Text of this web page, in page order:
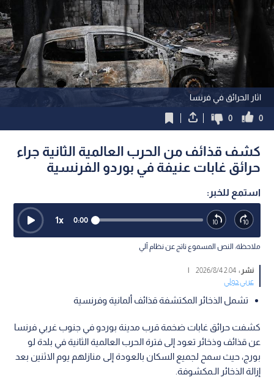
اثار الحرائق في فرنسا
0
0
كشف قذائف من الحرب العالمية الثانية جراء
حرائق غابات عنيفة في بوردو الفرنسية
استمع للخبر:
0:00
1x
ملاحظة: النص المسموع ناتج عن نظام آلي
نشر :2:04 2026/8/4
|
عربي دولي
تشمل الذخائر المكتشفة قذائف ألمانية وفرنسية
كشفت حرائق غابات ضخمة قرب مدينة بوردو في جنوب غربي فرنسا
عن قذائف وذخائر تعود إلى فترة الحرب العالمية الثانية في بلدة لو
بورج، حيث سمح لجميع السكان بالعودة إلى منازلهم يوم الاثنين بعد
إزالة الذخائر الـمكشوفة.